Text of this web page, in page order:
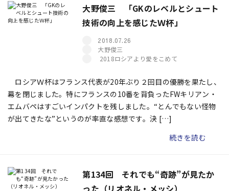
大野俊三 「GKのレベルとシュート
技術の向上を感じたＷ杯」
2018.07.26
大野俊三
2018ロシアより愛をこめて
ロシアＷ杯はフランス代表が20年ぶり２回目の優勝を果たし、
幕を閉じました。特にフランスの10番を背負ったFWキリアン・
エムバペはすごいインパクトを残しました。“とんでもない怪物
が出てきたな”というのが率直な感想です。決 […]
続きを読む
第134回 それでも“奇跡”が見たか
った（リオネル・メッシ）